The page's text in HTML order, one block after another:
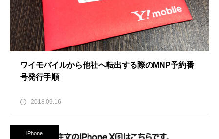
ワイモバイルから他社へ転出する際のMNP予約番
号発行手順
2018.09.16
iPhone